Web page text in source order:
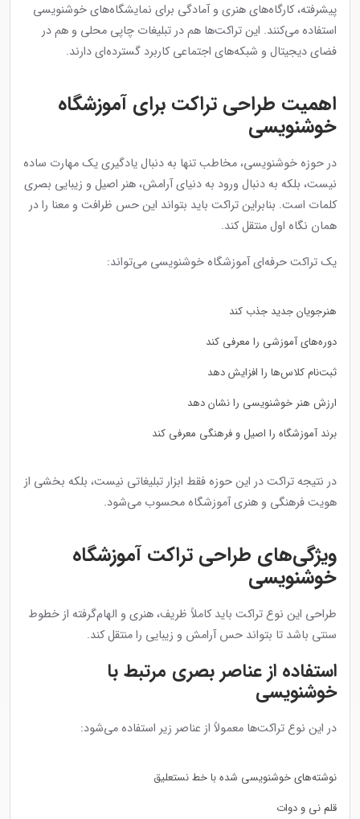
پیشرفته، کارگاه‌های هنری و آمادگی برای نمایشگاه‌های خوشنویسی
استفاده می‌کنند. این تراکت‌ها هم در تبلیغات چاپی محلی و هم در
فضای دیجیتال و شبکه‌های اجتماعی کاربرد گسترده‌ای دارند.
اهمیت طراحی تراکت برای آموزشگاه
خوشنویسی
در حوزه خوشنویسی، مخاطب تنها به دنبال یادگیری یک مهارت ساده
نیست، بلکه به دنبال ورود به دنیای آرامش، هنر اصیل و زیبایی بصری
کلمات است. بنابراین تراکت باید بتواند این حس ظرافت و معنا را در
همان نگاه اول منتقل کند.
یک تراکت حرفه‌ای آموزشگاه خوشنویسی می‌تواند:
هنرجویان جدید جذب کند
دوره‌های آموزشی را معرفی کند
ثبت‌نام کلاس‌ها را افزایش دهد
ارزش هنر خوشنویسی را نشان دهد
برند آموزشگاه را اصیل و فرهنگی معرفی کند
در نتیجه تراکت در این حوزه فقط ابزار تبلیغاتی نیست، بلکه بخشی از
هویت فرهنگی و هنری آموزشگاه محسوب می‌شود.
ویژگی‌های طراحی تراکت آموزشگاه
خوشنویسی
طراحی این نوع تراکت باید کاملاً ظریف، هنری و الهام‌گرفته از خطوط
سنتی باشد تا بتواند حس آرامش و زیبایی را منتقل کند.
استفاده از عناصر بصری مرتبط با
خوشنویسی
در این نوع تراکت‌ها معمولاً از عناصر زیر استفاده می‌شود:
نوشته‌های خوشنویسی شده با خط نستعلیق
قلم نی و دوات